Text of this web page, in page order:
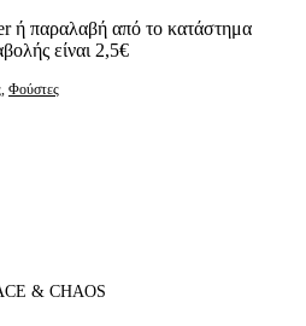
ή παραλαβή από το κατάστημα
είναι 2,5€
, Φούστες
& CHAOS